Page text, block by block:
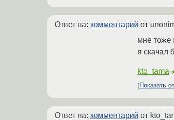
Ответ на: комментарий от
мне тоже
я скачал
kto_tama
Показать
Ответ на: комментарий от